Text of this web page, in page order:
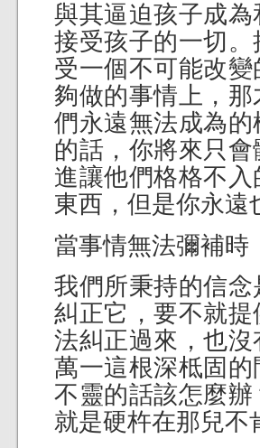
與其逼迫孩子成
接受孩子的一切
受一個不可能改
夠做的事情上，
們永遠無法成為
的話，你將來只
進讓他們格格不
東西，但是你永遠
當事情無法彌補時
我們所秉持的信
糾正它，要不就
法糾正過來，也
萬一這根深柢固
不靈的話該怎麼
就是硬杵在那兒不